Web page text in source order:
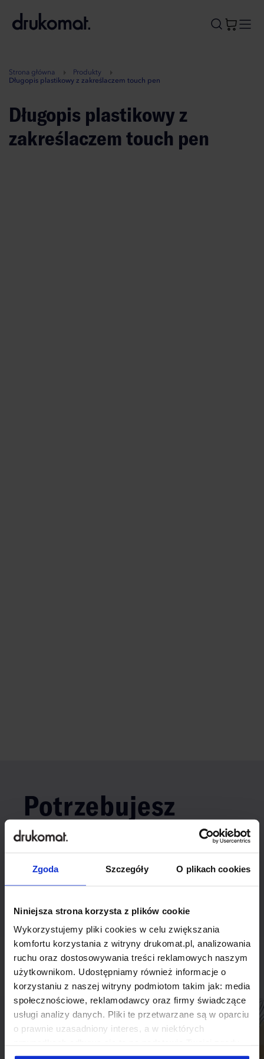
Zgoda Szczegóły O plikach cookies
Niniejsza strona korzysta z plików cookie
Wykorzystujemy pliki cookies w celu zwiększania
komfortu korzystania z witryny drukomat.pl, analizowania
ruchu oraz dostosowywania treści reklamowych naszym
użytkownikom. Udostępniamy również informacje o
korzystaniu z naszej witryny podmiotom takim jak: media
społecznościowe, reklamodawcy oraz firmy świadczące
usługi analizy danych. Pliki te przetwarzane są w oparciu
o prawnie uzasadniony interes, a w niektórych
Niektóre z plików cookies dostarczane i przetwarzane są
A
Strona główna
Produkty
Długopis plastikowy z zakreślaczem touch pen
Długopis plastikowy z
zakreślaczem touch pen
Potrzebujesz
indywidualnego
rozwiązania?
produkt niestandardowy.
Skontaktuj się